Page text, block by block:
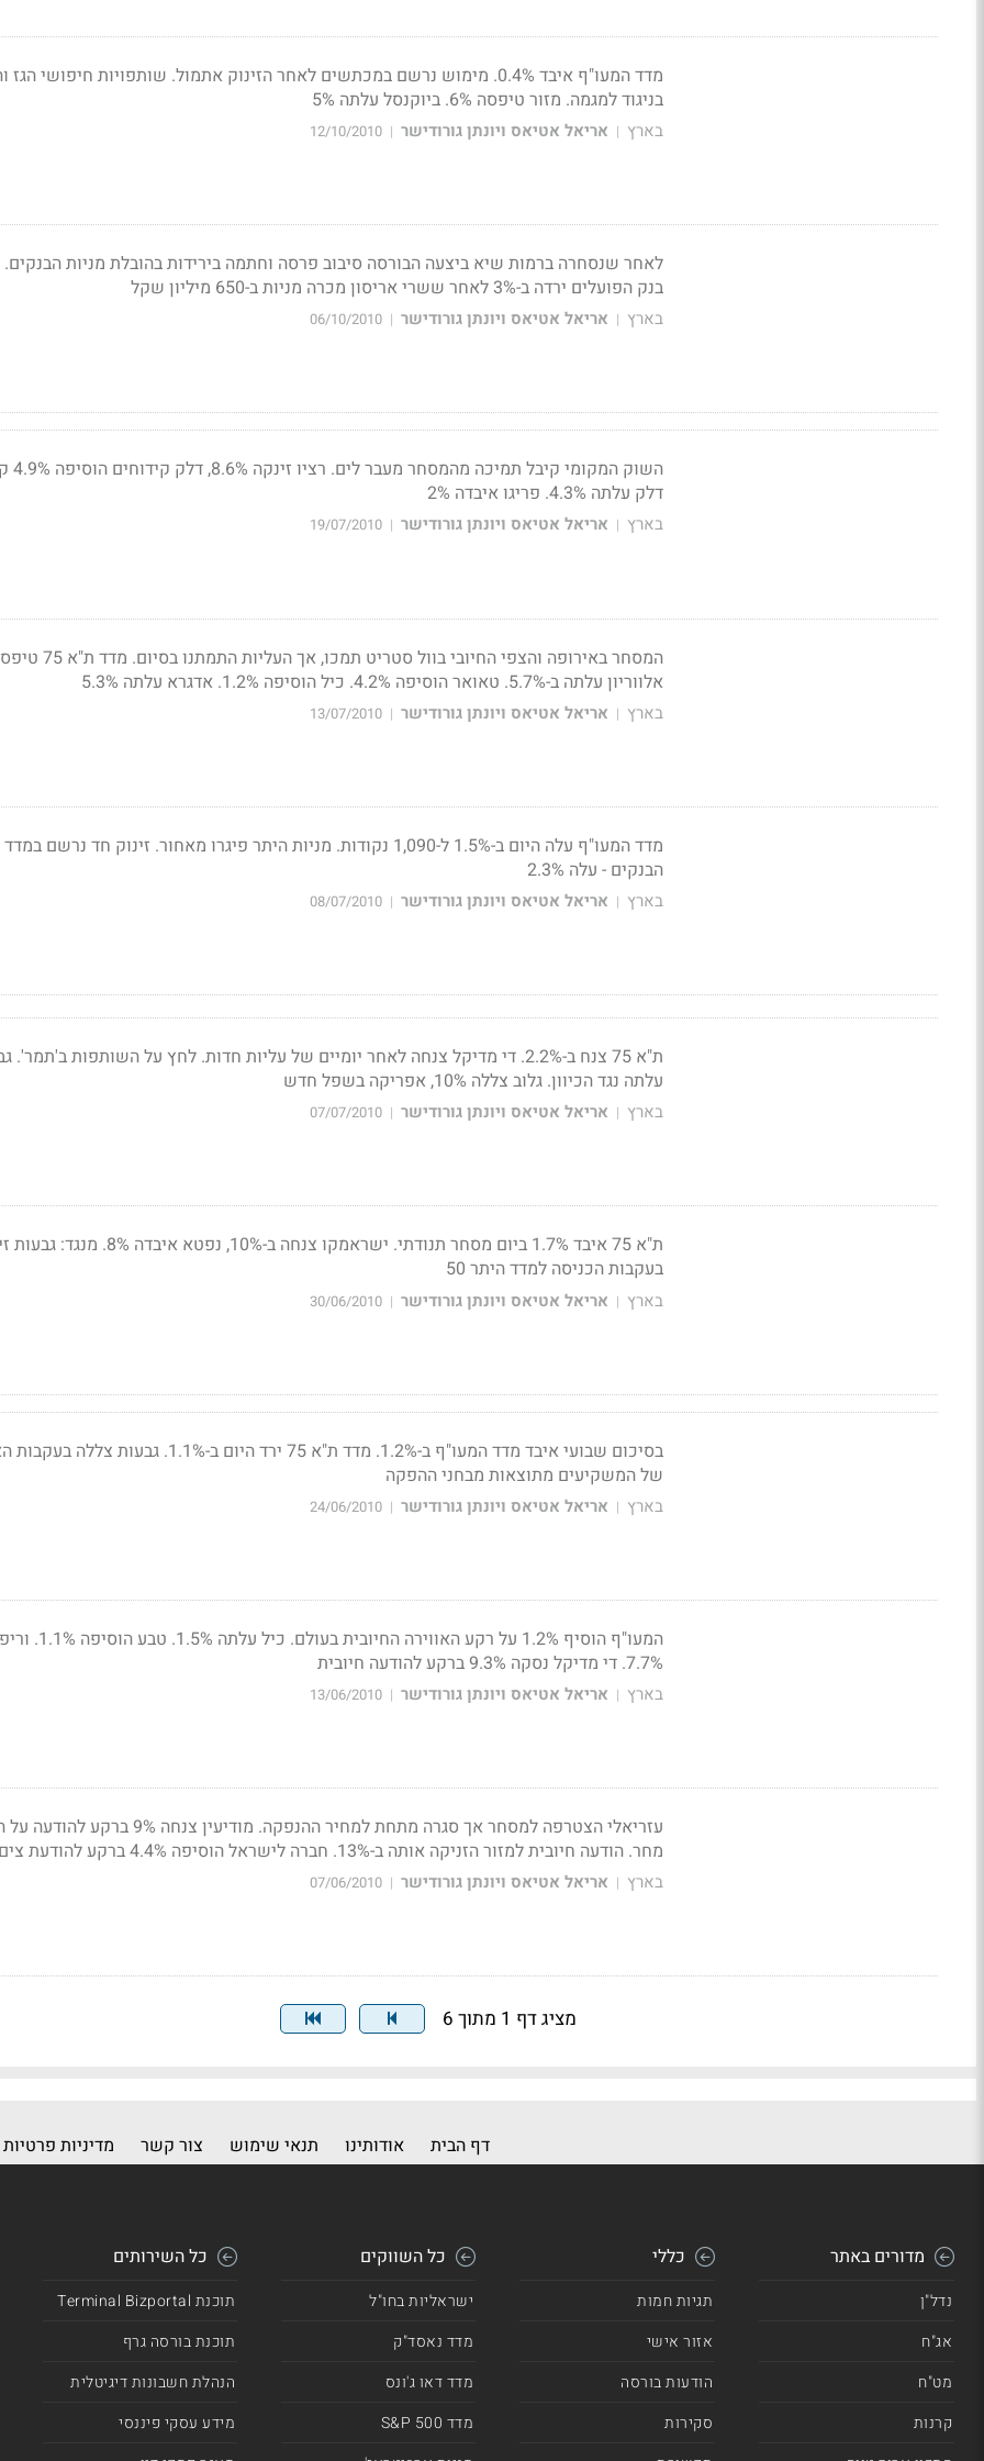
מדד המעו"ף איבד 0.4%. מימוש נרשם במכתשים לאחר הזינוק אתמול. שותפויות חיפושי
בניגוד למגמה. מזור טיפסה 6%. ביוקנסל עלתה 5%
בארץ | אריאל אטיאס ויונתן גורודישר |
12/10/2010
לאחר שנסחרה ברמות שיא ביצעה הבורסה סיבוב פרסה וחתמה בירידות בהובלת מניות הבנקים.
בנק הפועלים ירדה ב-3% לאחר ששרי אריסון מכרה מניות ב-650 מיליון שקל
בארץ | אריאל אטיאס ויונתן גורודישר |
06/10/2010
השוק
דלק עלתה 4.3%. פריגו איבדה 2%
בארץ | אריאל אטיאס ויונתן גורודישר |
19/07/2010
אלווריון עלתה ב-5.7%. טאואר הוסיפה 4.2%. כיל הוסיפה 1.2%. אדגרא עלתה 5.3%
בארץ | אריאל אטיאס ויונתן גורודישר |
13/07/2010
מדד המעו"ף עלה היום ב-1.5% ל-1,090 נקודות. מניות היתר פיגרו מאחור. זינוק חד נרשם
הבנקים - עלה 2.3%
בארץ | אריאל אטיאס ויונתן גורודישר |
08/07/2010
ת"א 75 צנח ב-2.2%. די מדיקל צנחה לאחר יומיים של עליות חדות. לחץ על השותפות ב'תמר'.
עלתה נגד הכיוון. גלוב צללה 10%, אפריקה בשפל חדש
בארץ | אריאל אטיאס ויונתן גורודישר |
07/07/2010
בעקבות הכניסה למדד היתר 50
בארץ | אריאל אטיאס ויונתן גורודישר |
30/06/2010
בסיכום שבועי איבד מדד המעו"ף ב-1.2%. מדד ת"א 75 ירד היום ב-1.1%.
של המשקיעים מתוצאות מבחני ההפקה
בארץ | אריאל אטיאס ויונתן גורודישר |
24/06/2010
המעו"ף הוסיף 1.2% על רקע
7.7%. די מדיקל נסקה 9.3% ברקע להודעה חיובית
בארץ | אריאל אטיאס ויונתן גורודישר |
13/06/2010
עזריאלי הצטרפה למסחר אך סגרה מתחת למחיר ההנפקה. מודיעין צנחה 9%
מחר. הודעה חיובית למזור הזניקה אותה ב-13%. חברה לישראל הוסיפה 4.4% ברקע להודעת צים
בארץ | אריאל אטיאס ויונתן גורודישר |
07/06/2010
מציג דף 1 מתוך 6
דף הבית אודותינו תנאי שימוש צור קשר מדיניות פרטיות
מדורים באתר
נדל"ן
אג"ח
מט"ח
קרנות
כללי
תגיות חמות
אזור אישי
הודעות בורסה
סקירות
כל השווקים
ישראליות בחו"ל
מדד נאסד"ק
מדד דאו ג'ונס
מדד 500 S&P
כל השירותים
תוכנת Terminal Bizportal
תוכנת בורסה גרף
הנהלת חשבונות דיגיטלית
מידע עסקי פיננסי